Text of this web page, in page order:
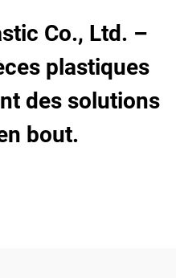
Co., Ltd. –
plastiques
des solutions
bout.